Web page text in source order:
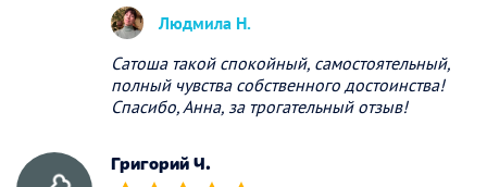
Людмила Н.
Сатоша такой спокойный, самостоятельный,
полный чувства собственного достоинства!
Спасибо, Анна, за трогательный отзыв!
Григорий Ч.